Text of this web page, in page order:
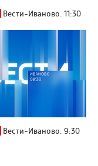
Вести-Иваново. 11:30
Вести-Иваново. 9:30